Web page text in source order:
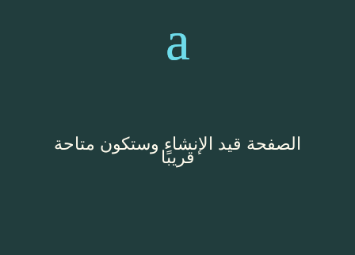
الصفحة قيد الإنشاء وستكون متاحة
قريبًا